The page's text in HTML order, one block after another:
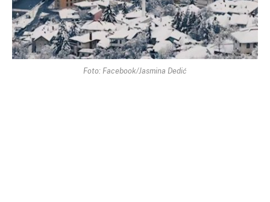
Foto: Facebook/Jasmina Dedić